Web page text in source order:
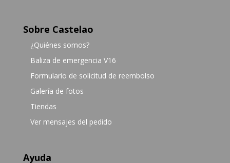
Sobre Castelao
¿Quiénes somos?
Baliza de emergencia V16
Formulario de solicitud de reembolso
Galería de fotos
Tiendas
Ver mensajes del pedido
Ayuda